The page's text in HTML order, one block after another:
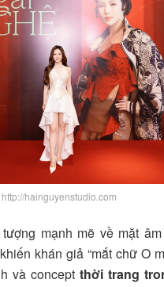
http://hainguyenstudio.com
mạnh mẽ về mặt
khán giả “mắt chữ O
và concept thời trang